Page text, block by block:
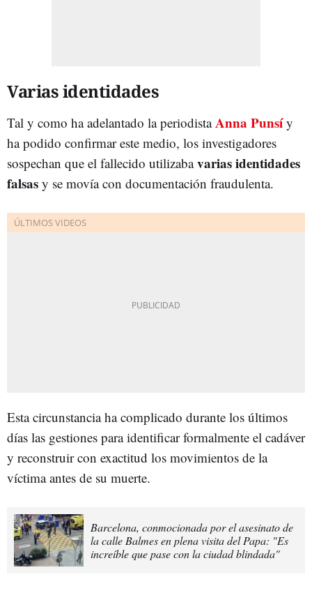
Varias identidades
Tal y como ha adelantado la periodistaAnna Punsíy
ha podido confirmar este medio, los investigadores
sospechan que el fallecido utilizabavarias identidades
falsas y se movía con documentación fraudulenta.
Esta circunstancia ha complicado durante los últimos
días las gestiones para identificar formalmente el cadáver
y reconstruir con exactitud los movimientos de la
víctima antes de su muerte.
Barcelona, conmocionada por el asesinato de
la calle Balmes en plena visita del Papa: "Es
increíble que pase con la ciudad blindada"